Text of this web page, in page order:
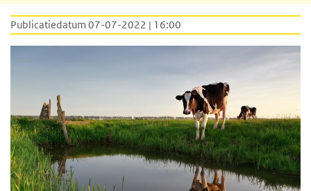
Publicatiedatum 07-07-2022 | 16:00